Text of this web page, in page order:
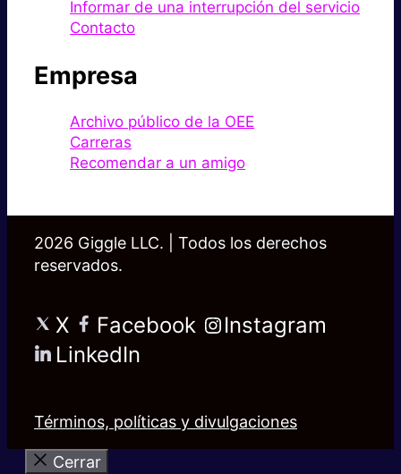
Informar de una interrupción del servicio
Contacto
Empresa
Archivo público de la OEE
Carreras
Recomendar a un amigo
2026 Giggle LLC. | Todos los derechos
reservados.
X Facebook
Instagram
LinkedIn
Términos, políticas y divulgaciones
Cerrar